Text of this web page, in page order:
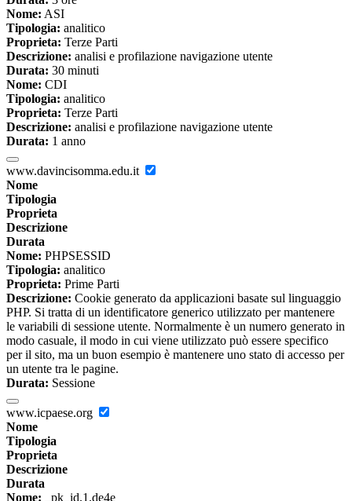
Nome: ASI
Tipologia: analitico
Proprieta: Terze Parti
Descrizione: analisi e profilazione navigazione utente
Durata: 30 minuti
Nome: CDI
Tipologia: analitico
Proprieta: Terze Parti
Descrizione: analisi e profilazione navigazione utente
Durata: 1 anno
www.davincisomma.edu.it
Nome
Tipologia
Proprieta
Descrizione
Durata
Nome: PHPSESSID
Tipologia: analitico
Proprieta: Prime Parti
Descrizione: Cookie generato da applicazioni basate sul linguaggio
PHP. Si tratta di un identificatore generico utilizzato per mantenere
le variabili di sessione utente. Normalmente è un numero generato in
modo casuale, il modo in cui viene utilizzato può essere specifico
per il sito, ma un buon esempio è mantenere uno stato di accesso per
un utente tra le pagine.
Durata: Sessione
www.icpaese.org
Nome
Tipologia
Proprieta
Descrizione
Durata
Nome: _pk_id.1.de4e